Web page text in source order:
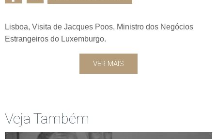
Lisboa, Visita de Jacques Poos, Ministro dos Negócios
Estrangeiros do Luxemburgo.
VER MAIS
Veja Também